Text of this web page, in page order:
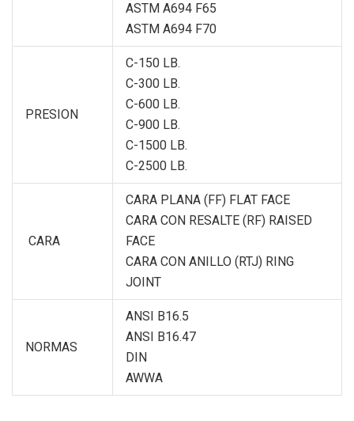
ASTM A694 F65
ASTM A694 F70
PRESION
C-150 LB.
C-300 LB.
C-600 LB.
C-900 LB.
C-1500 LB.
C-2500 LB.
CARA
CARA PLANA (FF) FLAT FACE
CARA CON RESALTE (RF) RAISED
FACE
CARA CON ANILLO (RTJ) RING
JOINT
NORMAS
ANSI B16.5
ANSI B16.47
DIN
AWWA